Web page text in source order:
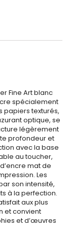
Fine Art blanc
spécialement
papiers texturés,
optique, se
légèrement
profondeur et
avec la base
au toucher,
mat de
Les
son intensité,
à la perfection.
aux plus
et convient
et d’œuvres